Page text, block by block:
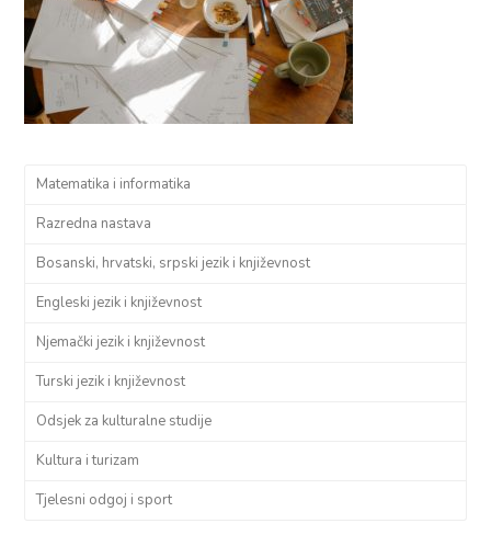
Matematika i informatika
Razredna nastava
Bosanski, hrvatski, srpski jezik i književnost
Engleski jezik i književnost
Njemački jezik i književnost
Turski jezik i književnost
Odsjek za kulturalne studije
Kultura i turizam
Tjelesni odgoj i sport